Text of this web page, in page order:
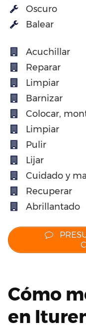
Oscuro
Balear
Acuchillar
Reparar
Limpiar
Barnizar
Colocar,
Limpiar
Pulir
Lijar
Cuidado y
Recuperar
Abrillantado
Cómo
en